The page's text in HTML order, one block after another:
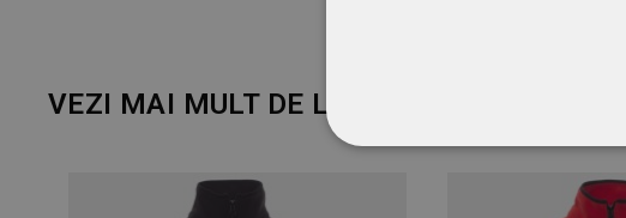
VEZI MAI MULT DE LA MARCA
STRICT NECESARE